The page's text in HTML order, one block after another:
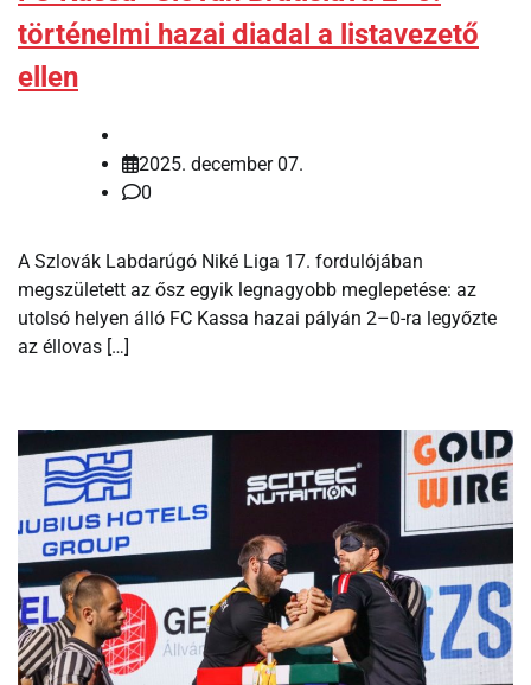
történelmi hazai diadal a listavezető
ellen
2025. december 07.
0
A Szlovák Labdarúgó Niké Liga 17. fordulójában
megszületett az ősz egyik legnagyobb meglepetése: az
utolsó helyen álló FC Kassa hazai pályán 2–0-ra legyőzte
az éllovas […]